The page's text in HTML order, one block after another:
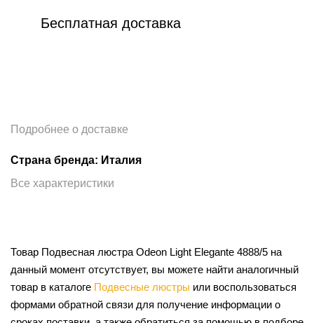
Бесплатная доставка
Подробнее о доставке
Страна бренда: Италия
Все характеристики
Товар Подвесная люстра Odeon Light Elegante 4888/5 на
данный момент отсутствует, вы можете найти аналогичный
товар в каталоге Подвесные люстры или воспользоваться
формами обратной связи для получение информации о